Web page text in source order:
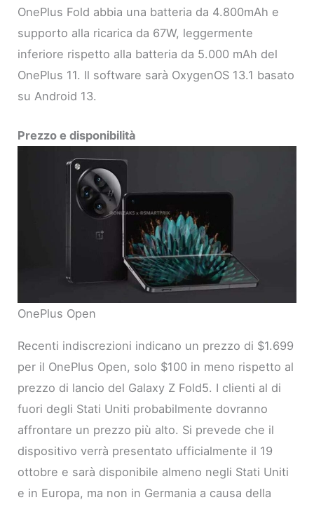
OnePlus Fold abbia una batteria da 4.800mAh e
supporto alla ricarica da 67W, leggermente
inferiore rispetto alla batteria da 5.000 mAh del
OnePlus 11. Il software sarà OxygenOS 13.1 basato
su Android 13.
Prezzo e disponibilità
OnePlus Open
Recenti indiscrezioni indicano un prezzo di $1.699
per il OnePlus Open, solo $100 in meno rispetto al
prezzo di lancio del Galaxy Z Fold5. I clienti al di
fuori degli Stati Uniti probabilmente dovranno
affrontare un prezzo più alto. Si prevede che il
dispositivo verrà presentato ufficialmente il 19
ottobre e sarà disponibile almeno negli Stati Uniti
e in Europa, ma non in Germania a causa della